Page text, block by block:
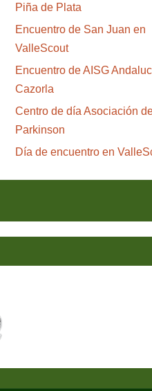
Piña de Plata
Encuentro de San Juan en
ValleScout
Encuentro de AISG
Cazorla
Centro de día Asociación
Parkinson
Día de encuentro en